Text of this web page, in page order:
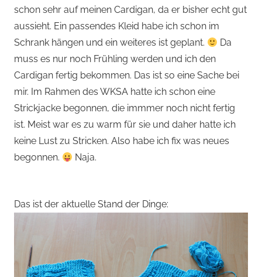
schon sehr auf meinen Cardigan, da er bisher echt gut
aussieht. Ein passendes Kleid habe ich schon im
Schrank hängen und ein weiteres ist geplant.
Da
muss es nur noch Frühling werden und ich den
Cardigan fertig bekommen. Das ist so eine Sache bei
mir. Im Rahmen des WKSA hatte ich schon eine
Strickjacke begonnen, die immmer noch nicht fertig
ist. Meist war es zu warm für sie und daher hatte ich
keine Lust zu Stricken. Also habe ich fix was neues
begonnen.
Naja.
Das ist der aktuelle Stand der Dinge: